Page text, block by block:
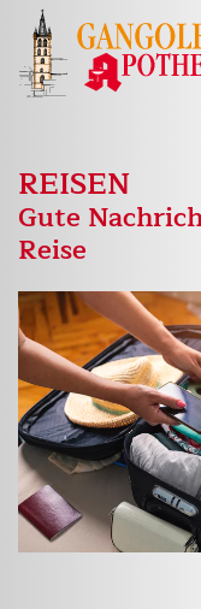
REISEN
Gute
Reise